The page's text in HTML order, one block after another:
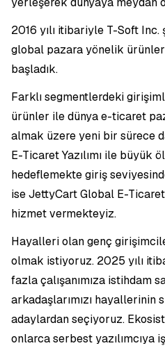
2016 yılı itibariyle T-Soft
global pazara yönelik
başladık.
Farklı segmentlerdeki
ürünler ile dünya e-ticaret
almak üzere yeni bir sürece
E-Ticaret Yazılımı ile büyük
hedeflemekte giriş
ise JettyCart Global E-Ticaret
hizmet vermekteyiz.
Hayalleri olan genç
olmak istiyoruz. 2025 yılı
fazla çalışanımıza istihdam
arkadaşlarımızı hayallerinin
adaylardan seçiyoruz.
onlarca serbest yazılımcıya